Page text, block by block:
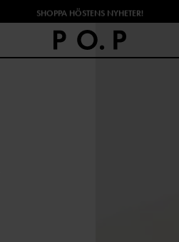
SHOPPA HÖSTENS NYHETER!